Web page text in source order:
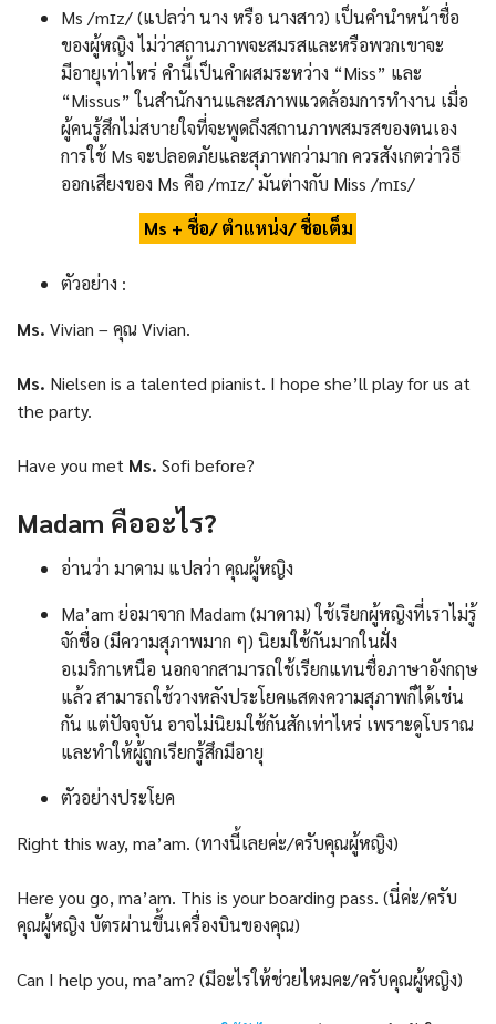
Ms /mɪz/ (แปลว่า นาง หรือ นางสาว) เป็นคำนำหน้าชื่อ
ของผู้หญิง ไม่ว่าสถานภาพจะสมรสและหรือพวกเขาจะ
มีอายุเท่าไหร่ คำนี้เป็นคำผสมระหว่าง “Miss” และ
“Missus” ในสำนักงานและสภาพแวดล้อมการทำงาน เมื่อ
ผู้คนรู้สึกไม่สบายใจที่จะพูดถึงสถานภาพสมรสของตนเอง
การใช้ Ms จะปลอดภัยและสุภาพกว่ามาก ควรสังเกตว่าวิธี
ออกเสียงของ Ms คือ /mɪz/ มันต่างกับ Miss /mɪs/
Ms + ชื่อ/ ตำแหน่ง/ ชื่อเต็ม
ตัวอย่าง :
Ms. Vivian – คุณ Vivian.
Ms. Nielsen is a talented pianist. I hope she’ll play for us at
the party.
Have you met Ms. Sofi before?
Madam คืออะไร?
อ่านว่า มาดาม แปลว่า คุณผู้หญิง
Ma’am ย่อมาจาก Madam (มาดาม) ใช้เรียกผู้หญิงที่เราไม่รู้
จักชื่อ (มีความสุภาพมาก ๆ) นิยมใช้กันมากในฝั่ง
อเมริกาเหนือ นอกจากสามารถใช้เรียกแทนชื่อภาษาอังกฤษ
แล้ว สามารถใช้วางหลังประโยคแสดงความสุภาพก็ได้เช่น
กัน แต่ปัจจุบัน อาจไม่นิยมใช้กันสักเท่าไหร่ เพราะดูโบราณ
และทำให้ผู้ถูกเรียกรู้สึกมีอายุ
ตัวอย่างประโยค
Right this way, ma’am. (ทางนี้เลยค่ะ/ครับคุณผู้หญิง)
Here you go, ma’am. This is your boarding pass. (นี่ค่ะ/ครับ
คุณผู้หญิง บัตรผ่านขึ้นเครื่องบินของคุณ)
Can I help you, ma’am? (มีอะไรให้ช่วยไหมคะ/ครับคุณผู้หญิง)